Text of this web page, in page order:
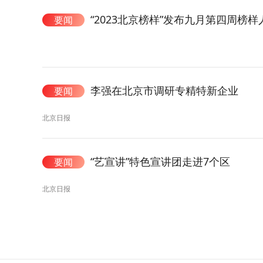
要闻 “2023北京榜样”发布九月第四周榜样
要闻 李强在北京市调研专精特新企业
北京日报
要闻 “艺宣讲”特色宣讲团走进7个区
北京日报